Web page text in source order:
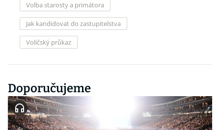
Volba starosty a primátora
Jak kandidovat do zastupitelstva
Voličský průkaz
Doporučujeme